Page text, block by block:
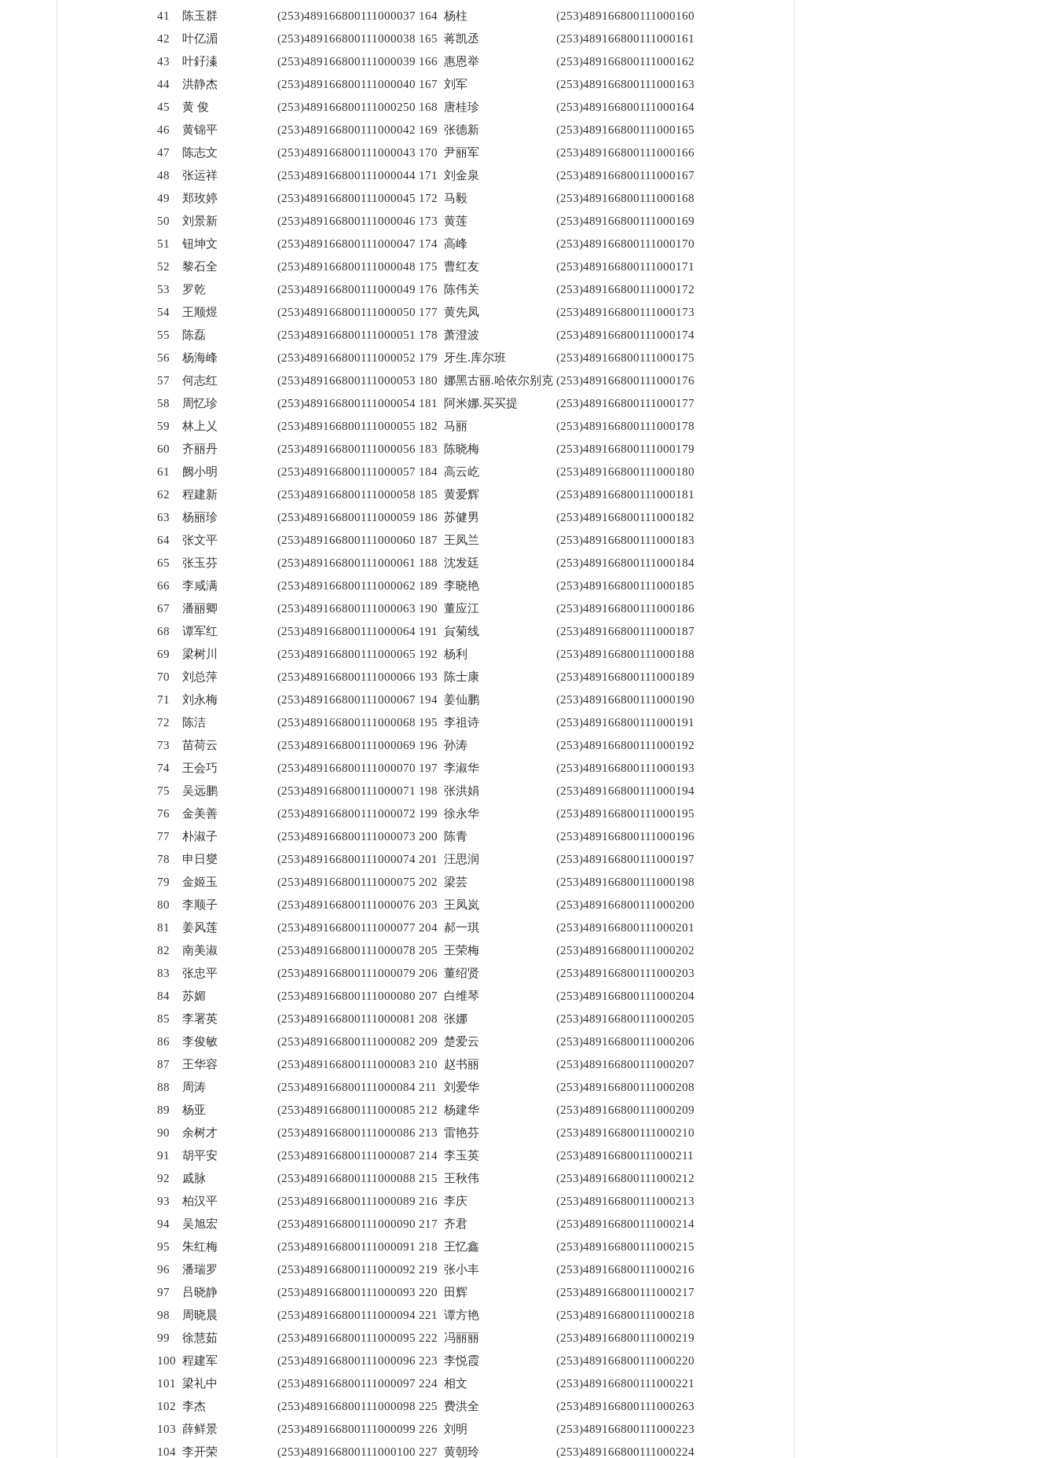
41
陈玉群 (253)489166800111000037 164 杨柱
(253)489166800111000160
42
叶亿湄 (253)489166800111000038 165 蒋凯丞
(253)489166800111000161
43
叶釨溱 (253)489166800111000039 166 惠恩举
(253)489166800111000162
44
洪静杰 (253)489166800111000040 167 刘军
(253)489166800111000163
45
黄 俊 (253)489166800111000250 168 唐桂珍
(253)489166800111000164
46
黄锦平 (253)489166800111000042 169 张德新
(253)489166800111000165
47
陈志文 (253)489166800111000043 170 尹丽军
(253)489166800111000166
48
张运祥 (253)489166800111000044 171 刘金泉
(253)489166800111000167
49
郑玫婷 (253)489166800111000045 172 马毅
(253)489166800111000168
50
刘景新 (253)489166800111000046 173 黄莲
(253)489166800111000169
51
钮坤文 (253)489166800111000047 174 高峰
(253)489166800111000170
52
黎石全 (253)489166800111000048 175 曹红友
(253)489166800111000171
53
罗乾 (253)489166800111000049 176 陈伟关
(253)489166800111000172
54
王顺煜 (253)489166800111000050 177 黄先凤
(253)489166800111000173
55
陈磊 (253)489166800111000051 178 萧澄波
(253)489166800111000174
56
杨海峰 (253)489166800111000052 179 牙生.库尔班
(253)489166800111000175
57
何志红 (253)489166800111000053 180 娜黑古丽.哈依尔别克 (253)489166800111000176
58
周忆珍 (253)489166800111000054 181 阿米娜.买买提
(253)489166800111000177
59
林上乂 (253)489166800111000055 182 马丽
(253)489166800111000178
60
齐丽丹 (253)489166800111000056 183 陈晓梅
(253)489166800111000179
61
阙小明 (253)489166800111000057 184 高云屹
(253)489166800111000180
62
程建新 (253)489166800111000058 185 黄爱辉
(253)489166800111000181
63
杨丽珍 (253)489166800111000059 186 苏健男
(253)489166800111000182
64
张文平 (253)489166800111000060 187 王凤兰
(253)489166800111000183
65
张玉芬 (253)489166800111000061 188 沈发廷
(253)489166800111000184
66
李咸满 (253)489166800111000062 189 李晓艳
(253)489166800111000185
67
潘丽卿 (253)489166800111000063 190 董应江
(253)489166800111000186
68
谭军红 (253)489166800111000064 191 貟菊线
(253)489166800111000187
69
梁树川 (253)489166800111000065 192 杨利
(253)489166800111000188
70
刘总萍 (253)489166800111000066 193 陈士康
(253)489166800111000189
71
刘永梅 (253)489166800111000067 194 姜仙鹏
(253)489166800111000190
72
陈洁 (253)489166800111000068 195 李祖诗
(253)489166800111000191
73
苗荷云 (253)489166800111000069 196 孙涛
(253)489166800111000192
74
王会巧 (253)489166800111000070 197 李淑华
(253)489166800111000193
75
吴远鹏 (253)489166800111000071 198 张洪娟
(253)489166800111000194
76
金美善 (253)489166800111000072 199 徐永华
(253)489166800111000195
77
朴淑子 (253)489166800111000073 200 陈青
(253)489166800111000196
78
申日燮 (253)489166800111000074 201 汪思润
(253)489166800111000197
79
金姬玉 (253)489166800111000075 202 梁芸
(253)489166800111000198
80
李顺子 (253)489166800111000076 203 王凤岚
(253)489166800111000200
81
姜风莲 (253)489166800111000077 204 郝一琪
(253)489166800111000201
82
南美淑 (253)489166800111000078 205 王荣梅
(253)489166800111000202
83
张忠平 (253)489166800111000079 206 董绍贤
(253)489166800111000203
84
苏媚 (253)489166800111000080 207 白维琴
(253)489166800111000204
85
李署英 (253)489166800111000081 208 张娜
(253)489166800111000205
86
李俊敏 (253)489166800111000082 209 楚爱云
(253)489166800111000206
87
王华容 (253)489166800111000083 210 赵书丽
(253)489166800111000207
88
周涛 (253)489166800111000084 211 刘爱华
(253)489166800111000208
89
杨亚 (253)489166800111000085 212 杨建华
(253)489166800111000209
90
余树才 (253)489166800111000086 213 雷艳芬
(253)489166800111000210
91
胡平安 (253)489166800111000087 214 李玉英
(253)489166800111000211
92
戚脉 (253)489166800111000088 215 王秋伟
(253)489166800111000212
93
柏汉平 (253)489166800111000089 216 李庆
(253)489166800111000213
94
吴旭宏 (253)489166800111000090 217 齐君
(253)489166800111000214
95
朱红梅 (253)489166800111000091 218 王忆鑫
(253)489166800111000215
96
潘瑞罗 (253)489166800111000092 219 张小丰
(253)489166800111000216
97
吕晓静 (253)489166800111000093 220 田辉
(253)489166800111000217
98
周晓晨 (253)489166800111000094 221 谭方艳
(253)489166800111000218
99
徐慧茹 (253)489166800111000095 222 冯丽丽
(253)489166800111000219
100 程建军 (253)489166800111000096 223 李悦霞
(253)489166800111000220
101
梁礼中 (253)489166800111000097 224 相文
(253)489166800111000221
102 李杰 (253)489166800111000098 225 费洪全
(253)489166800111000263
103 薛鲜景 (253)489166800111000099 226 刘明
(253)489166800111000223
104 李开荣 (253)489166800111000100 227 黄朝玲 (253)489166800111000224